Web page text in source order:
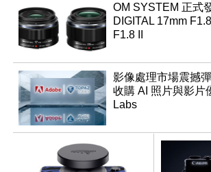
OM SYSTEM 正式
DIGITAL 17mm
F1.8 II
影像處理市場震撼
收購 AI 照片與影片
Labs